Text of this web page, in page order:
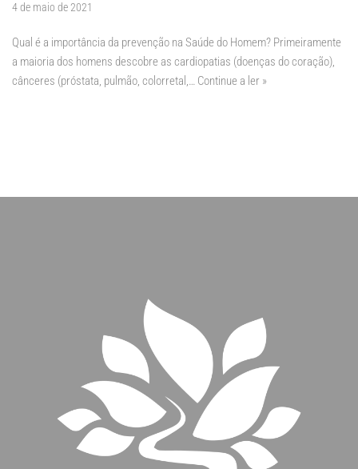
4 de maio de 2021
Qual é a importância da prevenção na Saúde do Homem? Primeiramente
a maioria dos homens descobre as cardiopatias (doenças do coração),
cânceres (próstata, pulmão, colorretal,… Continue a ler »